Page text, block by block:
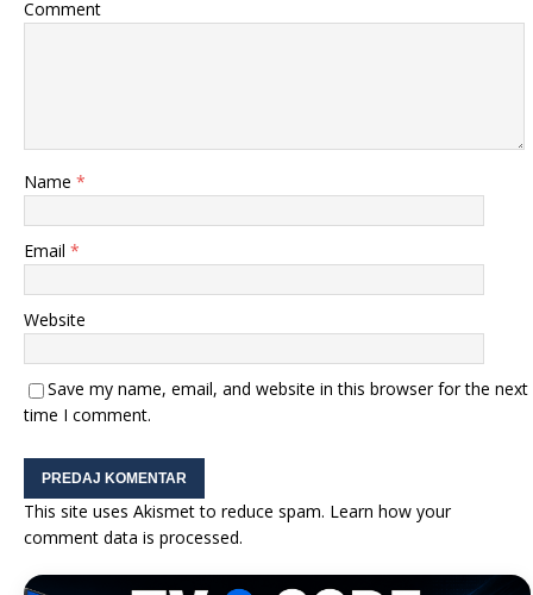
Comment
Name *
Email *
Website
Save my name, email, and website in this browser for the next
time I comment.
This site uses Akismet to reduce spam. Learn how your
comment data is processed.